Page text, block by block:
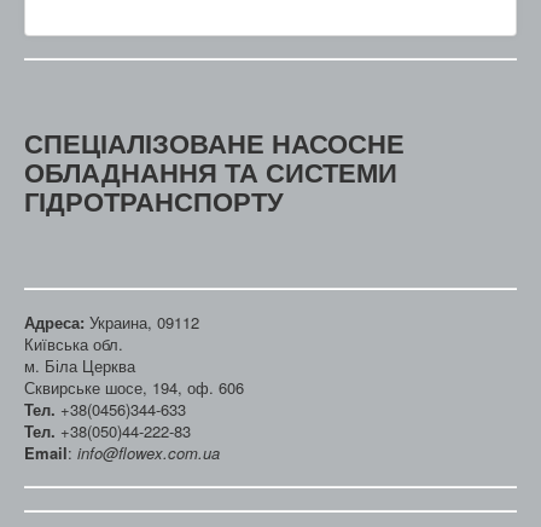
СПЕЦІАЛІЗОВАНЕ НАСОСНЕ
ОБЛАДНАННЯ ТА СИСТЕМИ
ГІДРОТРАНСПОРТУ
Адреса: Украина, 09112
Київська обл.
м. Біла Церква
Сквирське шосе, 194, оф. 606
Тел. +38(0456)344-633
Тел. +38(050)44-222-83
Email: info@flowex.com.ua